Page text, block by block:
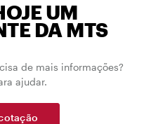
UM
DA MTS
de mais informações?
ajudar.